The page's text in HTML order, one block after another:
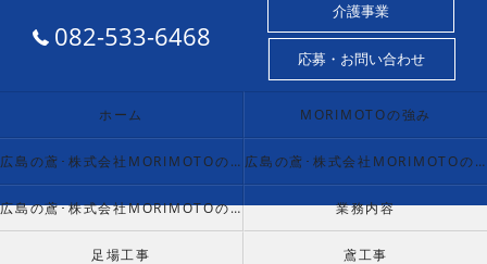
082-533-6468
介護事業
応募・お問い合わせ
ホーム MORIMOTOの強み
広島の鳶･株式会社MORIMOTOの口コミ情報 広島の鳶･株式会社MORIMOTOの評判
広島の鳶･株式会社MORIMOTOのお客様の声 業務内容
足場工事 鳶工事